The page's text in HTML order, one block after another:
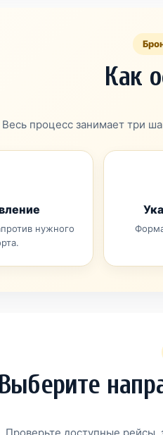
Как
Весь процесс занимает три
нужного
Выберите